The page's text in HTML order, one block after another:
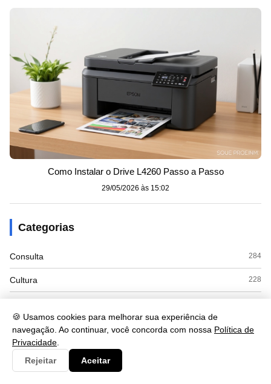
🍪 Usamos cookies para melhorar sua experiência de
navegação. Ao continuar, você concorda com nossa Política de
Privacidade
Rejeitar
Aceitar
Como Instalar o Drive L4260 Passo a Passo
29/05/2026 às 15:02
Categorias
Consulta 284
Cultura 228
Economia
Educação
Esporte